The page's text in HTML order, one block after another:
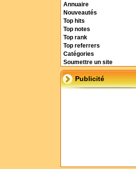
Annuaire
Nouveautés
Top hits
Top notes
Top rank
Top referrers
Catégories
Soumettre un site
Publicité